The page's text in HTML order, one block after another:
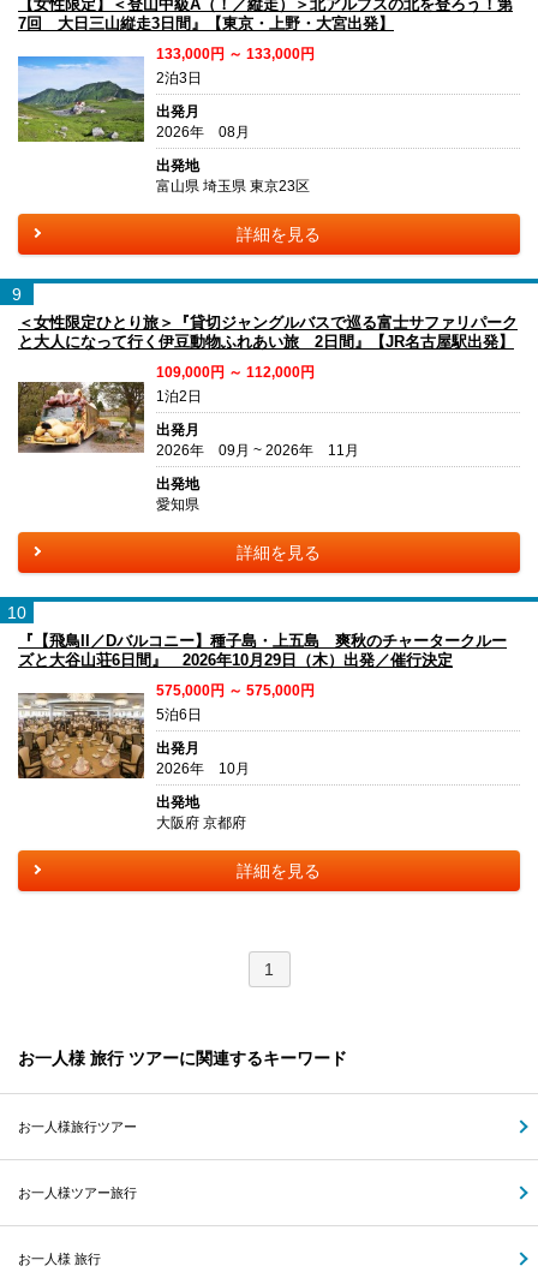
【女性限定】＜登山中級A（！／縦走）＞北アルプスの北を登ろう！第
7回 大日三山縦走3日間』【東京・上野・大宮出発】
133,000円 ～ 133,000円
2泊3日
出発月
2026年 08月
出発地
富山県 埼玉県 東京23区
詳細を見る
9
＜女性限定ひとり旅＞『貸切ジャングルバスで巡る富士サファリパーク
と大人になって行く伊豆動物ふれあい旅 2日間』【JR名古屋駅出発】
109,000円 ～ 112,000円
1泊2日
出発月
2026年 09月 ~ 2026年 11月
出発地
愛知県
詳細を見る
10
『【飛鳥II／Dバルコニー】種子島・上五島 爽秋のチャータークルー
ズと大谷山荘6日間』 2026年10月29日（木）出発／催行決定
575,000円 ～ 575,000円
5泊6日
出発月
2026年 10月
出発地
大阪府 京都府
詳細を見る
1
お一人様 旅行 ツアーに関連するキーワード
お一人様旅行ツアー
お一人様ツアー旅行
お一人様 旅行